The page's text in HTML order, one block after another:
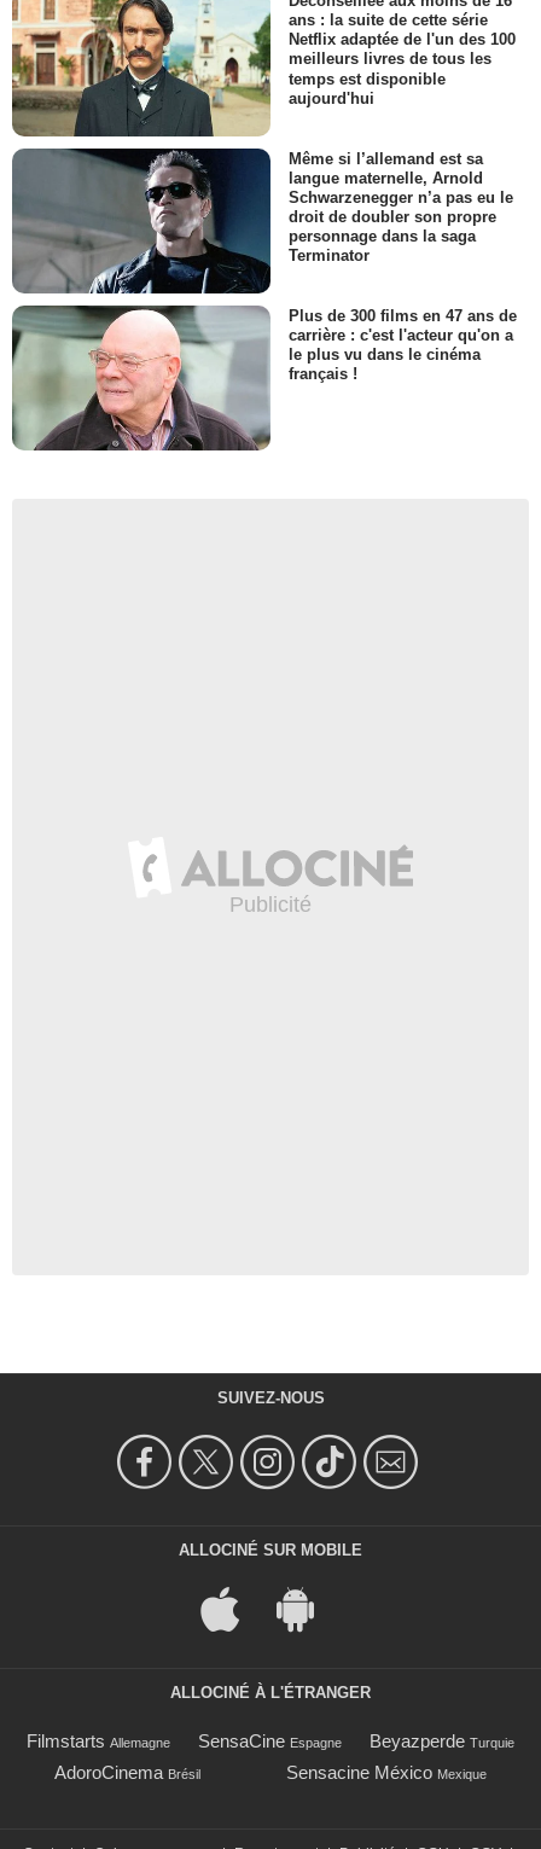
ans : la suite de cette série
Netflix adaptée de l'un des 100
meilleurs livres de tous les
temps est disponible
aujourd'hui
Même si l’allemand est sa
langue maternelle, Arnold
Schwarzenegger n’a pas eu le
droit de doubler son propre
personnage dans la saga
Terminator
Plus de 300 films en 47 ans de
carrière : c'est l'acteur qu'on a
le plus vu dans le cinéma
français !
SUIVEZ-NOUS
ALLOCINÉ SUR MOBILE
ALLOCINÉ À L'ÉTRANGER
Filmstarts Allemagne SensaCine Espagne Beyazperde Turquie
AdoroCinema Brésil Sensacine México Mexique